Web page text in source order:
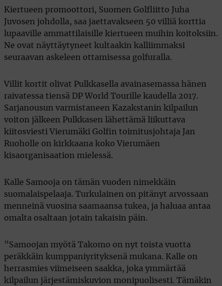
Kiertueen promoottori, Suomen Golfliitto Juha
Juvosen johdolla, saa jaettavakseen 50 villiä korttia
lupaaville ammattilaisille kiertueen muihin koitoksiin.
Ne ovat näyttäytyneet kultaakin kalliimmaksi
seuraavan askeleen ottamisessa golfuralla.
Villit kortit olivat Pulkkasella avainasemassa hänen
raivatessa tiensä DP World Tourille kaudella 2017.
Sarjanousun varmistaneen Kazakstanin kilpailun
voiton jälkeen Pulkkasen lähettämä liikuttava
kiitosviesti Vierumäki Golfin toimitusjohtaja Jan
Ruoholle on kirkkaana koko Vierumäen
kisaorganisaation mielessä.
Kalle Samooja on tämän vuoden nimekkäin
suomalaispelaaja. Turkulainen on pitänyt arvossaan
menneinä vuosina saamaansa tukea, ja haluaa antaa
omalta osaltaan jotain takaisin päin.
”Samoojan myötä Takomo on nyt toista vuotta
peräkkäin kumppaniyrityksenä mukana. Kalle on
herrasmies viimeiseen saakka, joka ymmärtää
kilpailun järjestämiskuvion monipuolisesti. Tämäkin